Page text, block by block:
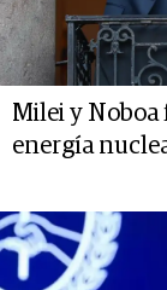
Milei y
energía